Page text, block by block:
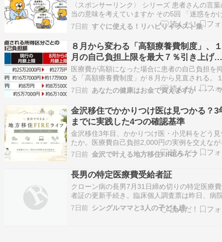
〈スポンサーリンク〉 シリーズ 患者さんの言
当の意味を考えていますか その5回 「迷惑をか
くない」の本当の意味を考えていますか？ 「家
迷惑をかけたくないんです。」 入院中の患者さ
ら、この言葉を聞くことがあります。 この言葉
くと、私たちはつい、 「そんなこと気…
7日前 すぐに使える！リハビリイラスト集
８月から変わる「高額療養費制度」、
月の自己負担上限を最大７％引き上げ
年後にさらに見直しへ
医療費が高額になった場合に患者の自己負担を
る「高額療養費制度」が８月から見直される。
月の自己負担の上限額が年収に応じて最大７％
上げられることや、新たに年間上限を設けるこ
柱だ。８月から見直される所得区分ごとの医療
自己負担額 制度見直しには、応能負担を徹底す
こ…
7日前 あなたの健康はお金で買えますか・・・
金沢移住でかかりつけ医は見つかる？3
までに実践した4つの確認基準
金沢移住3年目、かかりつけ医・小児科をどう見
たか。医療費自己負担2,000円の実例を交えな
実践した4つの確認基準を公開する。
7日前 金沢で叶える地方移住FIREライフ
長男の特定医療費受給者証
クローン病の長男7月31日締め切りの特定医療
者証の更新手続き。臨床個人調査票は昨日、病
受け取りに行き書類を昨日書いていた。そして
がないと言って今朝受給者証等のコピーと提出
7日前 シングルママと3人の子ども達